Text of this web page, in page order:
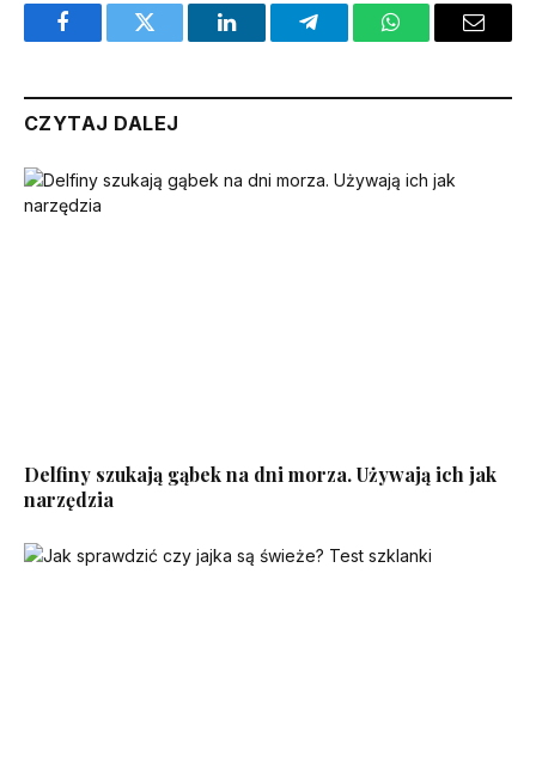
FacebookTwitter LinkedInTelegramWhatsAppEmail
CZYTAJ DALEJ
Delfiny szukają gąbek na dni morza. Używają ich jak
narzędzia